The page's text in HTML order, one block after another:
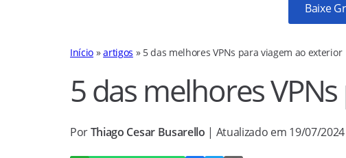
Baixe
Início »artigos » 5 das melhores VPNs para viagem ao exterior
5 das melhores
PorThiago Cesar Busarello | Atualizado em 19/07/2024